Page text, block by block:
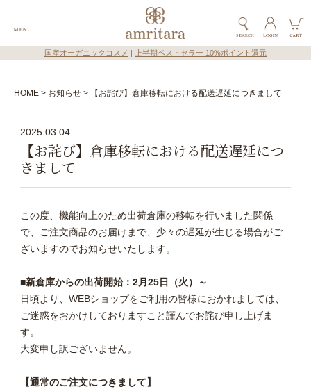
国産オーガニックコスメ 上半期ベストセラー 10%ポイント還元
HOME お知らせ 【お詫び】倉庫移転における配送遅延につきまして
2025.03.04
【お詫び】倉庫移転における配送遅延につ
きまして
この度、機能向上のため出荷倉庫の移転を行いました関係
で、ご注文商品のお届けまで、少々の遅延が生じる場合がご
ざいますのでお知らせいたします。
■新倉庫からの出荷開始：2月25日（火）～
日頃より、WEBショップをご利用の皆様におかれましては、
ご迷惑をおかけしておりますこと謹んでお詫び申し上げま
す。
大変申し訳ございません。
【通常のご注文につきまして】